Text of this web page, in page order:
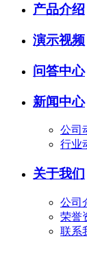
产品介绍
演示视频
问答中心
新闻中心
公司
行业
关于我们
公司
荣誉
联系